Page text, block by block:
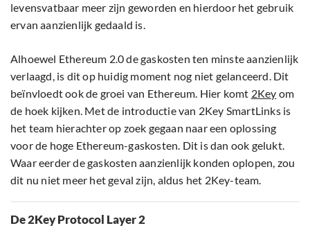
levensvatbaar meer zijn geworden en hierdoor het gebruik
ervan aanzienlijk gedaald is.
Alhoewel Ethereum 2.0 de gaskosten ten minste aanzienlijk
verlaagd, is dit op huidig moment nog niet gelanceerd. Dit
beïnvloedt ook de groei van Ethereum. Hier komt 2Key om
de hoek kijken. Met de introductie van 2Key SmartLinks is
het team hierachter op zoek gegaan naar een oplossing
voor de hoge Ethereum-gaskosten. Dit is dan ook gelukt.
Waar eerder de gaskosten aanzienlijk konden oplopen, zou
dit nu niet meer het geval zijn, aldus het 2Key-team.
De 2Key Protocol Layer 2